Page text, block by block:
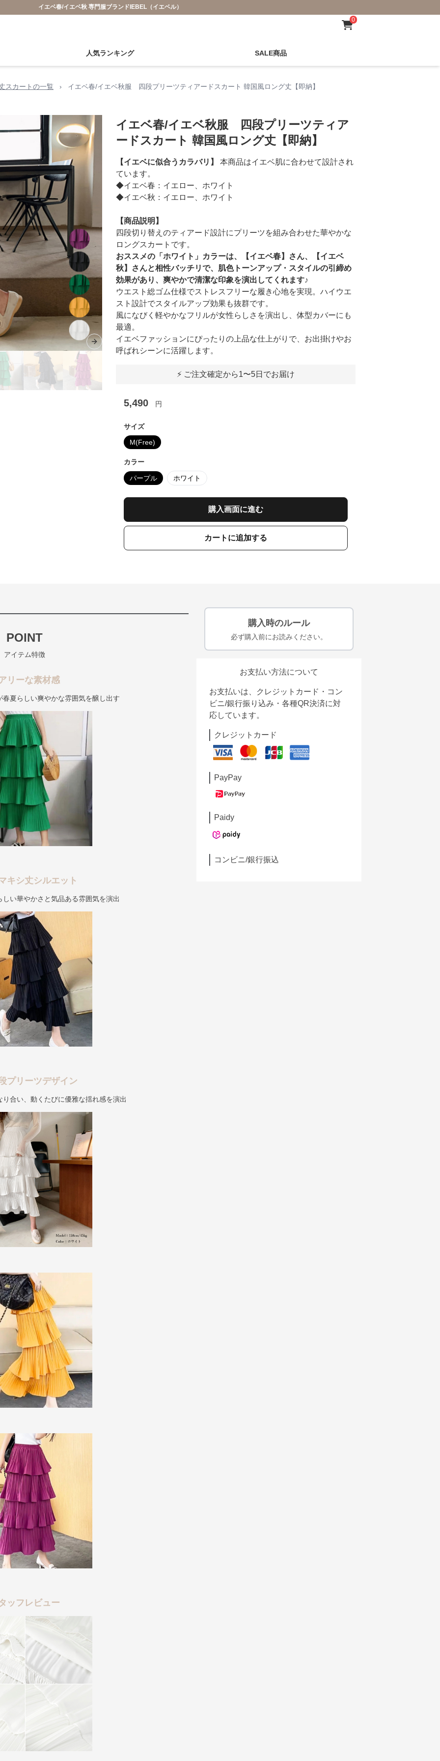
イエベ春/イエベ秋 専門服ブランドIEBEL（イエベル）
0
人気ランキング SALE商品
スカートの一覧 › イエベ春/イエベ秋服 四段プリーツティアードスカート 韓国風ロング丈【即納】
Next slide
イエベ春/イエベ秋服 四段プリーツティア
ードスカート 韓国風ロング丈【即納】
【イエベに似合うカラバリ】
本商品はイエベ肌に合わせて設計され
ています。
◆イエベ春：イエロー、ホワイト
◆イエベ秋：イエロー、ホワイト
【商品説明】
四段切り替えのティアード設計にプリーツを組み合わせた華やかな
ロングスカートです。
おススメの「ホワイト」カラーは、【イエベ春】さん、【イエベ
秋】さんと相性バッチリで、肌色トーンアップ・スタイルの引締め
効果があり、爽やかで清潔な印象を演出してくれます♪
ウエスト総ゴム仕様でストレスフリーな履き心地を実現。ハイウエ
スト設計でスタイルアップ効果も抜群です。
風になびく軽やかなフリルが女性らしさを演出し、体型カバーにも
最適。
イエベファッションにぴったりの上品な仕上がりで、お出掛けやお
呼ばれシーンに活躍します。
⚡ ご注文確定から1〜5日でお届け
5,490 円
サイズ
M(Free)
カラー
パープル ホワイト
購入画面に進む
カートに追加する
POINT
アイテム特徴
リーな素材感
夏らしい爽やかな雰囲気を醸し出す
キシ丈シルエット
い華やかさと気品ある雰囲気を演出
プリーツデザイン
合い、動くたびに優雅な揺れ感を演出
ッフレビュー
購入時のルール
必ず購入前にお読みください。
お支払い方法について
お支払いは、クレジットカード・コン
ビニ/銀行振り込み・各種QR決済に対
応しています。
クレジットカード
PayPay
Paidy
コンビニ/銀行振込